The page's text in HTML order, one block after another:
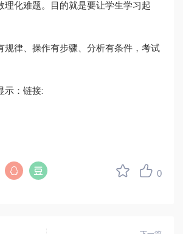
理化难题。目的就是要让学生学习起
规律、操作有步骤、分析有条件，考试
示：链接:
0